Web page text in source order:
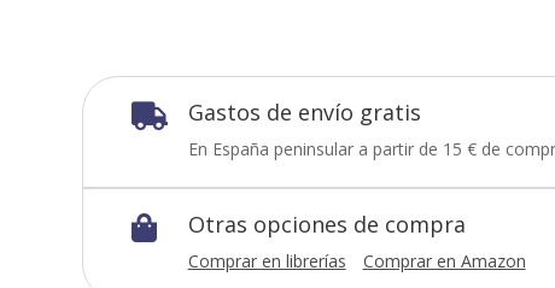
 Gastos de envío gratis
En España peninsular a partir de 15 € de
 Otras opciones de compra
Comprar en librerías Comprar en Amazon